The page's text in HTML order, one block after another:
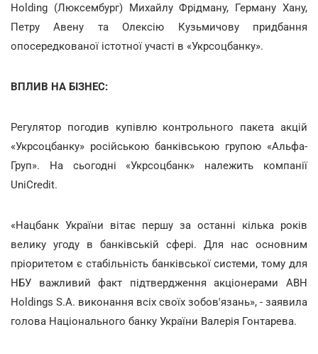
Holding (Люксембург) Михайлу Фрідману, Герману Хану,
Петру Авену та Олексію Кузьмичову придбання
опосередкованої істотної участі в «Укрсоцбанку».
ВПЛИВ НА БІЗНЕС:
Регулятор погодив купівлю контрольного пакета акцій
«Укрсоцбанку» російською банківською групою «Альфа-
Груп». На сьогодні «Укрсоцбанк» належить компанії
UniCredit.
«Нацбанк України вітає першу за останні кілька років
велику угоду в банківській сфері. Для нас основним
пріоритетом є стабільність банківської системи, тому для
НБУ важливий факт підтвердження акціонерами ABH
Holdings S.A. виконання всіх своїх зобов'язань», - заявила
голова Національного банку України Валерія Гонтарева.